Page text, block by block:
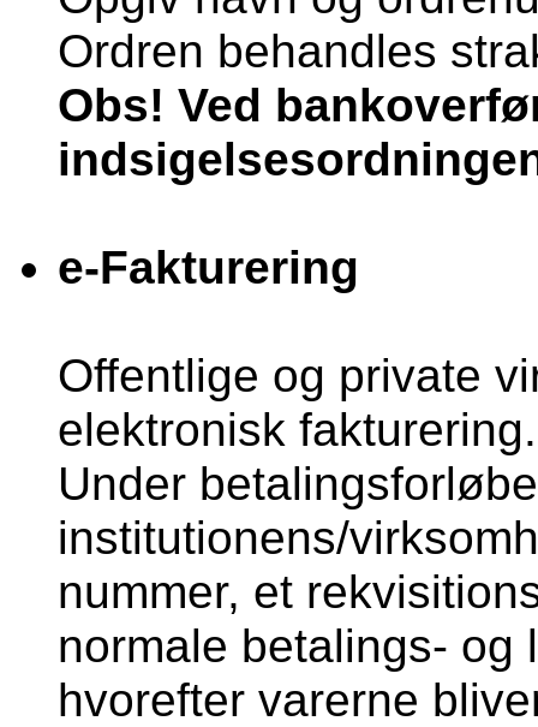
Ordren behandles
Obs! Ved
e-Fakturering
Offentlige og private
elektronisk fakturering.
Under
institutionens/
nummer, et
normale betalings- og
hvorefter varerne